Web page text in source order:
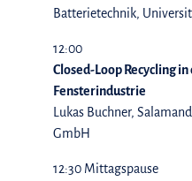
Batterietechnik,
12:00
Closed-Loop Recycling
Fensterindustrie
Lukas Buchner,
GmbH
12:30 Mittagspause